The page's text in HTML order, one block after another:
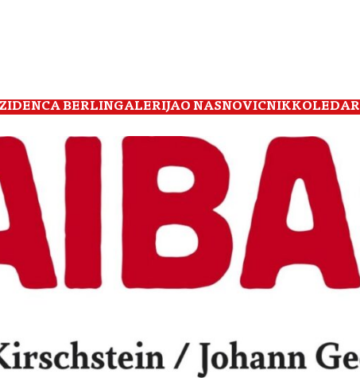
BERLINGALERIJAO NASNOVIČNIKKOLEDAR